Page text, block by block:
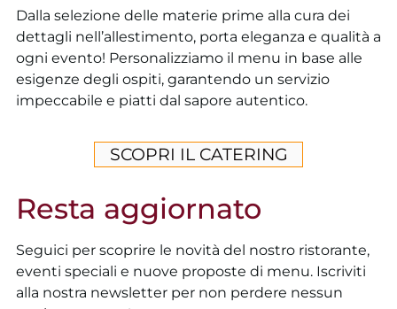
Dalla selezione delle materie prime alla cura dei
dettagli nell’allestimento, porta eleganza e qualità a
ogni evento! Personalizziamo il menu in base alle
esigenze degli ospiti, garantendo un servizio
impeccabile e piatti dal sapore autentico.
SCOPRI IL CATERING
Resta aggiornato
Seguici per scoprire le novità del nostro ristorante,
eventi speciali e nuove proposte di menu. Iscriviti
alla nostra newsletter per non perdere nessun